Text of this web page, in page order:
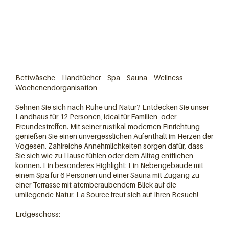
Bettwäsche – Handtücher – Spa – Sauna – Wellness-
Wochenendorganisation
Sehnen Sie sich nach Ruhe und Natur? Entdecken Sie unser
Landhaus für 12 Personen, ideal für Familien- oder
Freundestreffen. Mit seiner rustikal-modernen Einrichtung
genießen Sie einen unvergesslichen Aufenthalt im Herzen der
Vogesen. Zahlreiche Annehmlichkeiten sorgen dafür, dass
Sie sich wie zu Hause fühlen oder dem Alltag entfliehen
können. Ein besonderes Highlight: Ein Nebengebäude mit
einem Spa für 6 Personen und einer Sauna mit Zugang zu
einer Terrasse mit atemberaubendem Blick auf die
umliegende Natur. La Source freut sich auf Ihren Besuch!
Erdgeschoss: